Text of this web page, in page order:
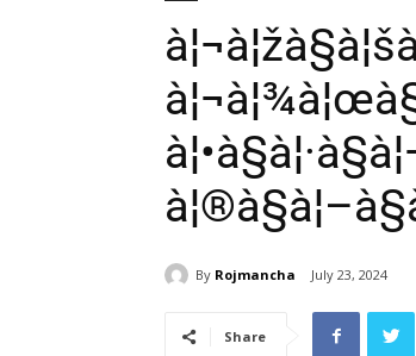
By Rojmancha July 23, 2024
Share